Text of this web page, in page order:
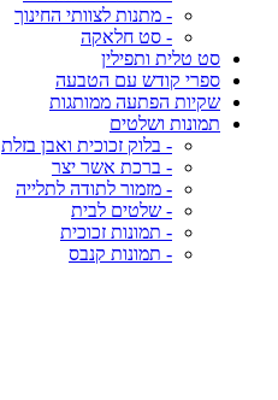
- מתנות לצוותי החינוך
- סט חלאקה
סט טלית ותפילין
ספרי קודש עם הטבעה
שקיות הפתעה ממותגות
תמונות ושלטים
- בלוק זכוכית ואבן בזלת
- ברכת אשר יצר
- מזמור לתודה לתלייה
- שלטים לבית
- תמונות זכוכית
- תמונות קנבס